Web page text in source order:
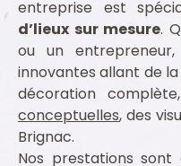
entreprise est
d’lieux sur mesure.
ou un
innovantes allant de
décoration
conceptuelles, des
Brignac.
Nos prestations sont